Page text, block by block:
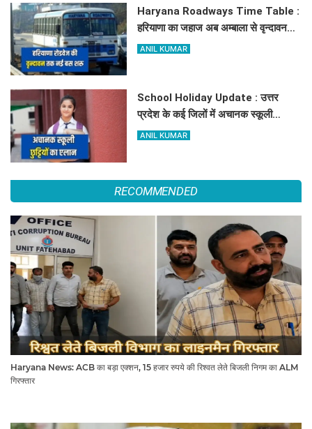
Haryana Roadways Time Table :
हरियाणा का जहाज अब अम्बाला से वृन्दावन
दौड़ेगा, मथुरा वालों को भी मिलेगा लाभ, देखें
ANIL KUMAR
School Holiday Update : उत्तर
प्रदेश के कई जिलों में अचानक स्कूली
छुट्टियों का एलान, यहाँ देखें जिलेवाइज
ANIL KUMAR
RECOMMENDED
Haryana News: ACB का बड़ा एक्शन, 15 हजार रुपये की रिश्वत लेते बिजली निगम का ALM
गिरफ्तार